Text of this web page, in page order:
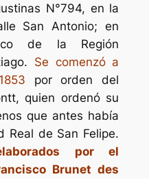
N°794, en la
San Antonio; en
de la Región
Se comenzó a
por orden del
quien ordenó su
que antes había
Real de San Felipe.
por el
Brunet des